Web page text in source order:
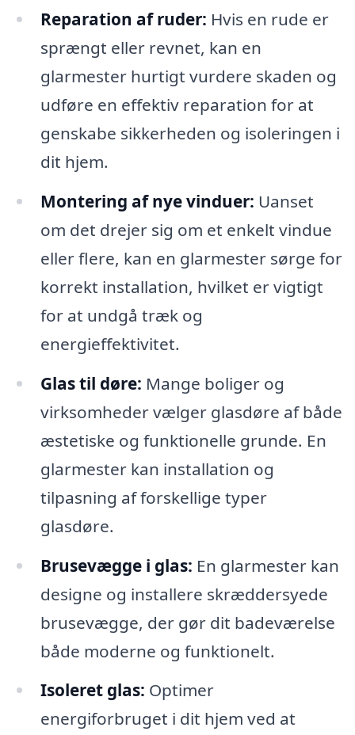
Reparation af ruder: Hvis en rude er
sprængt eller revnet, kan en
glarmester hurtigt vurdere skaden og
udføre en effektiv reparation for at
genskabe sikkerheden og isoleringen i
dit hjem.
Montering af nye vinduer: Uanset
om det drejer sig om et enkelt vindue
eller flere, kan en glarmester sørge for
korrekt installation, hvilket er vigtigt
for at undgå træk og
energieffektivitet.
Glas til døre: Mange boliger og
virksomheder vælger glasdøre af både
æstetiske og funktionelle grunde. En
glarmester kan installation og
tilpasning af forskellige typer
glasdøre.
Brusevægge i glas: En glarmester kan
designe og installere skræddersyede
brusevægge, der gør dit badeværelse
både moderne og funktionelt.
Isoleret glas: Optimer
energiforbruget i dit hjem ved at